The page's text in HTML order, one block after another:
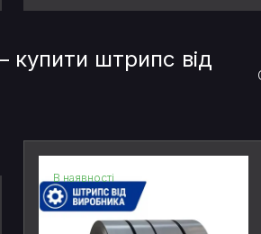
штрипс від
В наявності